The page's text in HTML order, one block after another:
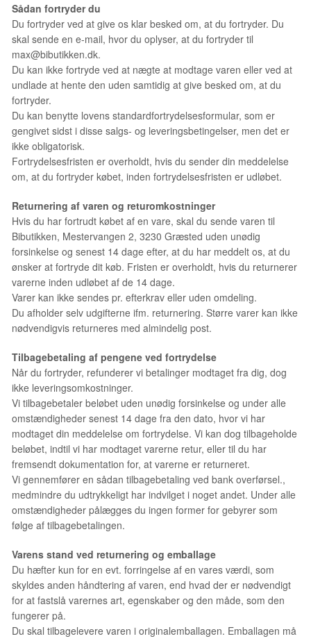
Sådan fortryder du
Du fortryder ved at give os klar besked om, at du fortryder. Du
skal sende en e-mail, hvor du oplyser, at du fortryder til
max@bibutikken.dk.
Du kan ikke fortryde ved at nægte at modtage varen eller ved at
undlade at hente den uden samtidig at give besked om, at du
fortryder.
Du kan benytte lovens standardfortrydelsesformular, som er
gengivet sidst i disse salgs- og leveringsbetingelser, men det er
ikke obligatorisk.
Fortrydelsesfristen er overholdt, hvis du sender din meddelelse
om, at du fortryder købet, inden fortrydelsesfristen er udløbet.
Returnering af varen og returomkostninger
Hvis du har fortrudt købet af en vare, skal du sende varen til
Bibutikken, Mestervangen 2, 3230 Græsted uden unødig
forsinkelse og senest 14 dage efter, at du har meddelt os, at du
ønsker at fortryde dit køb. Fristen er overholdt, hvis du returnerer
varerne inden udløbet af de 14 dage.
Varer kan ikke sendes pr. efterkrav eller uden omdeling.
Du afholder selv udgifterne ifm. returnering. Større varer kan ikke
nødvendigvis returneres med almindelig post.
Tilbagebetaling af pengene ved fortrydelse
Når du fortryder, refunderer vi betalinger modtaget fra dig, dog
ikke leveringsomkostninger.
Vi tilbagebetaler beløbet uden unødig forsinkelse og under alle
omstændigheder senest 14 dage fra den dato, hvor vi har
modtaget din meddelelse om fortrydelse. Vi kan dog tilbageholde
beløbet, indtil vi har modtaget varerne retur, eller til du har
fremsendt dokumentation for, at varerne er returneret.
Vi gennemfører en sådan tilbagebetaling ved bank overførsel.,
medmindre du udtrykkeligt har indvilget i noget andet. Under alle
omstændigheder pålægges du ingen former for gebyrer som
følge af tilbagebetalingen.
Varens stand ved returnering og emballage
Du hæfter kun for en evt. forringelse af en vares værdi, som
skyldes anden håndtering af varen, end hvad der er nødvendigt
for at fastslå varernes art, egenskaber og den måde, som den
fungerer på.
Du skal tilbagelevere varen i originalemballagen. Emballagen må